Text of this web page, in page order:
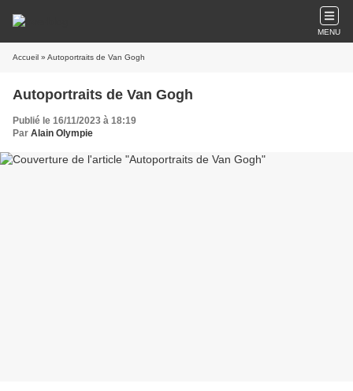
MENU
Accueil » Autoportraits de Van Gogh
Autoportraits de Van Gogh
Publié le 16/11/2023 à 18:19
Par Alain Olympie